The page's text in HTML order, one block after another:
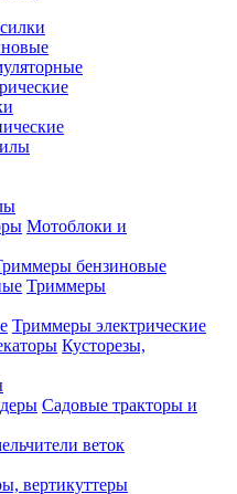
Мотоблоки и
бензиновые
Триммеры
Триммеры электрические
Кусторезы,
Садовые тракторы и
веток